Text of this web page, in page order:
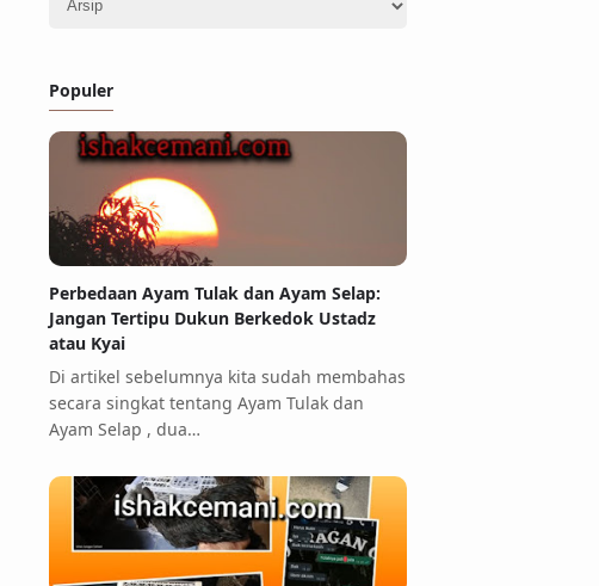
Populer
Perbedaan Ayam Tulak dan Ayam Selap:
Jangan Tertipu Dukun Berkedok Ustadz
atau Kyai
Di artikel sebelumnya kita sudah membahas
secara singkat tentang Ayam Tulak dan
Ayam Selap , dua…